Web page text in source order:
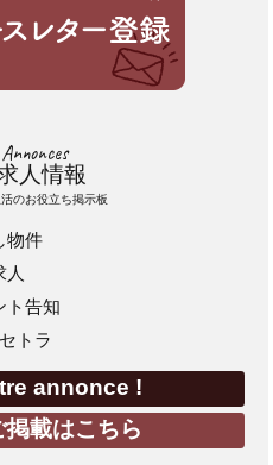
人情報
のお役立ち掲示板
物件
人
ト告知
トラ
annonce !
載はこちら